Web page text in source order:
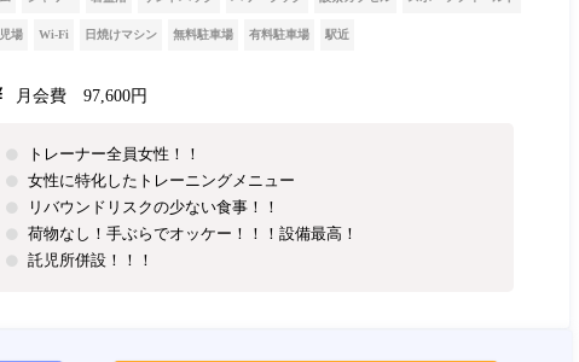
場 Wi-Fi 日焼けマシン 無料駐車場 有料駐車場 駅近
月会費 97,600円
トレーナー全員女性！！
女性に特化したトレーニングメニュー
リバウンドリスクの少ない食事！！
荷物なし！手ぶらでオッケー！！！設備最高！
託児所併設！！！